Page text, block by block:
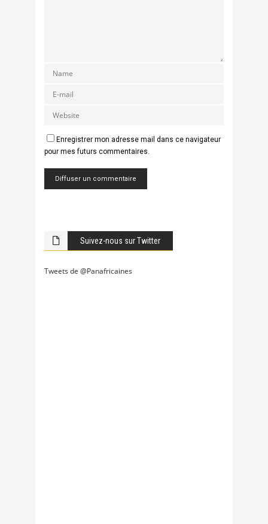
Enregistrer mon adresse mail dans ce navigateur
pour mes futurs commentaires.
Suivez-nous sur Twitter
Tweets de @Panafricaines